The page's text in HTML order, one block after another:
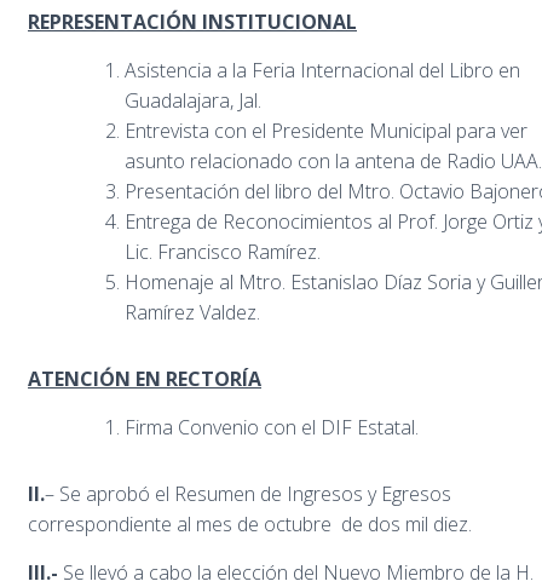
REPRESENTACIÓN INSTITUCIONAL
Asistencia a la Feria Internacional del Libro en
Guadalajara, Jal.
Entrevista con el Presidente Municipal para ver
asunto relacionado con la antena de Radio UAA.
Presentación del libro del Mtro. Octavio
Entrega de Reconocimientos al Prof. Jorge Ortiz
Lic. Francisco Ramírez.
Homenaje al Mtro. Estanislao Díaz Soria y
Ramírez Valdez.
ATENCIÓN EN RECTORÍA
Firma Convenio con el DIF Estatal.
II.– Se aprobó el Resumen de Ingresos y Egresos
correspondiente al mes de octubre de dos mil diez.
III.- Se llevó a cabo la elección del Nuevo Miembro de la H.